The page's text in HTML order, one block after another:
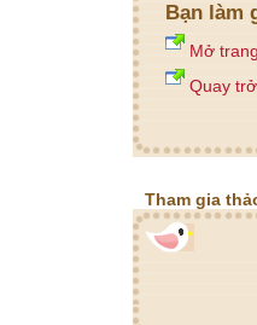
Bạn làm
Mở
Quay
Tham gia